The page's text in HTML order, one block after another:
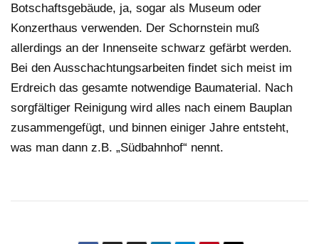
Botschaftsgebäude, ja, sogar als Museum oder
Konzerthaus verwenden. Der Schornstein muß
allerdings an der Innenseite schwarz gefärbt werden.
Bei den Ausschachtungsarbeiten findet sich meist im
Erdreich das gesamte notwendige Baumaterial. Nach
sorgfältiger Reinigung wird alles nach einem Bauplan
zusammengefügt, und binnen einiger Jahre entsteht,
was man dann z.B. „Südbahnhof“ nennt.